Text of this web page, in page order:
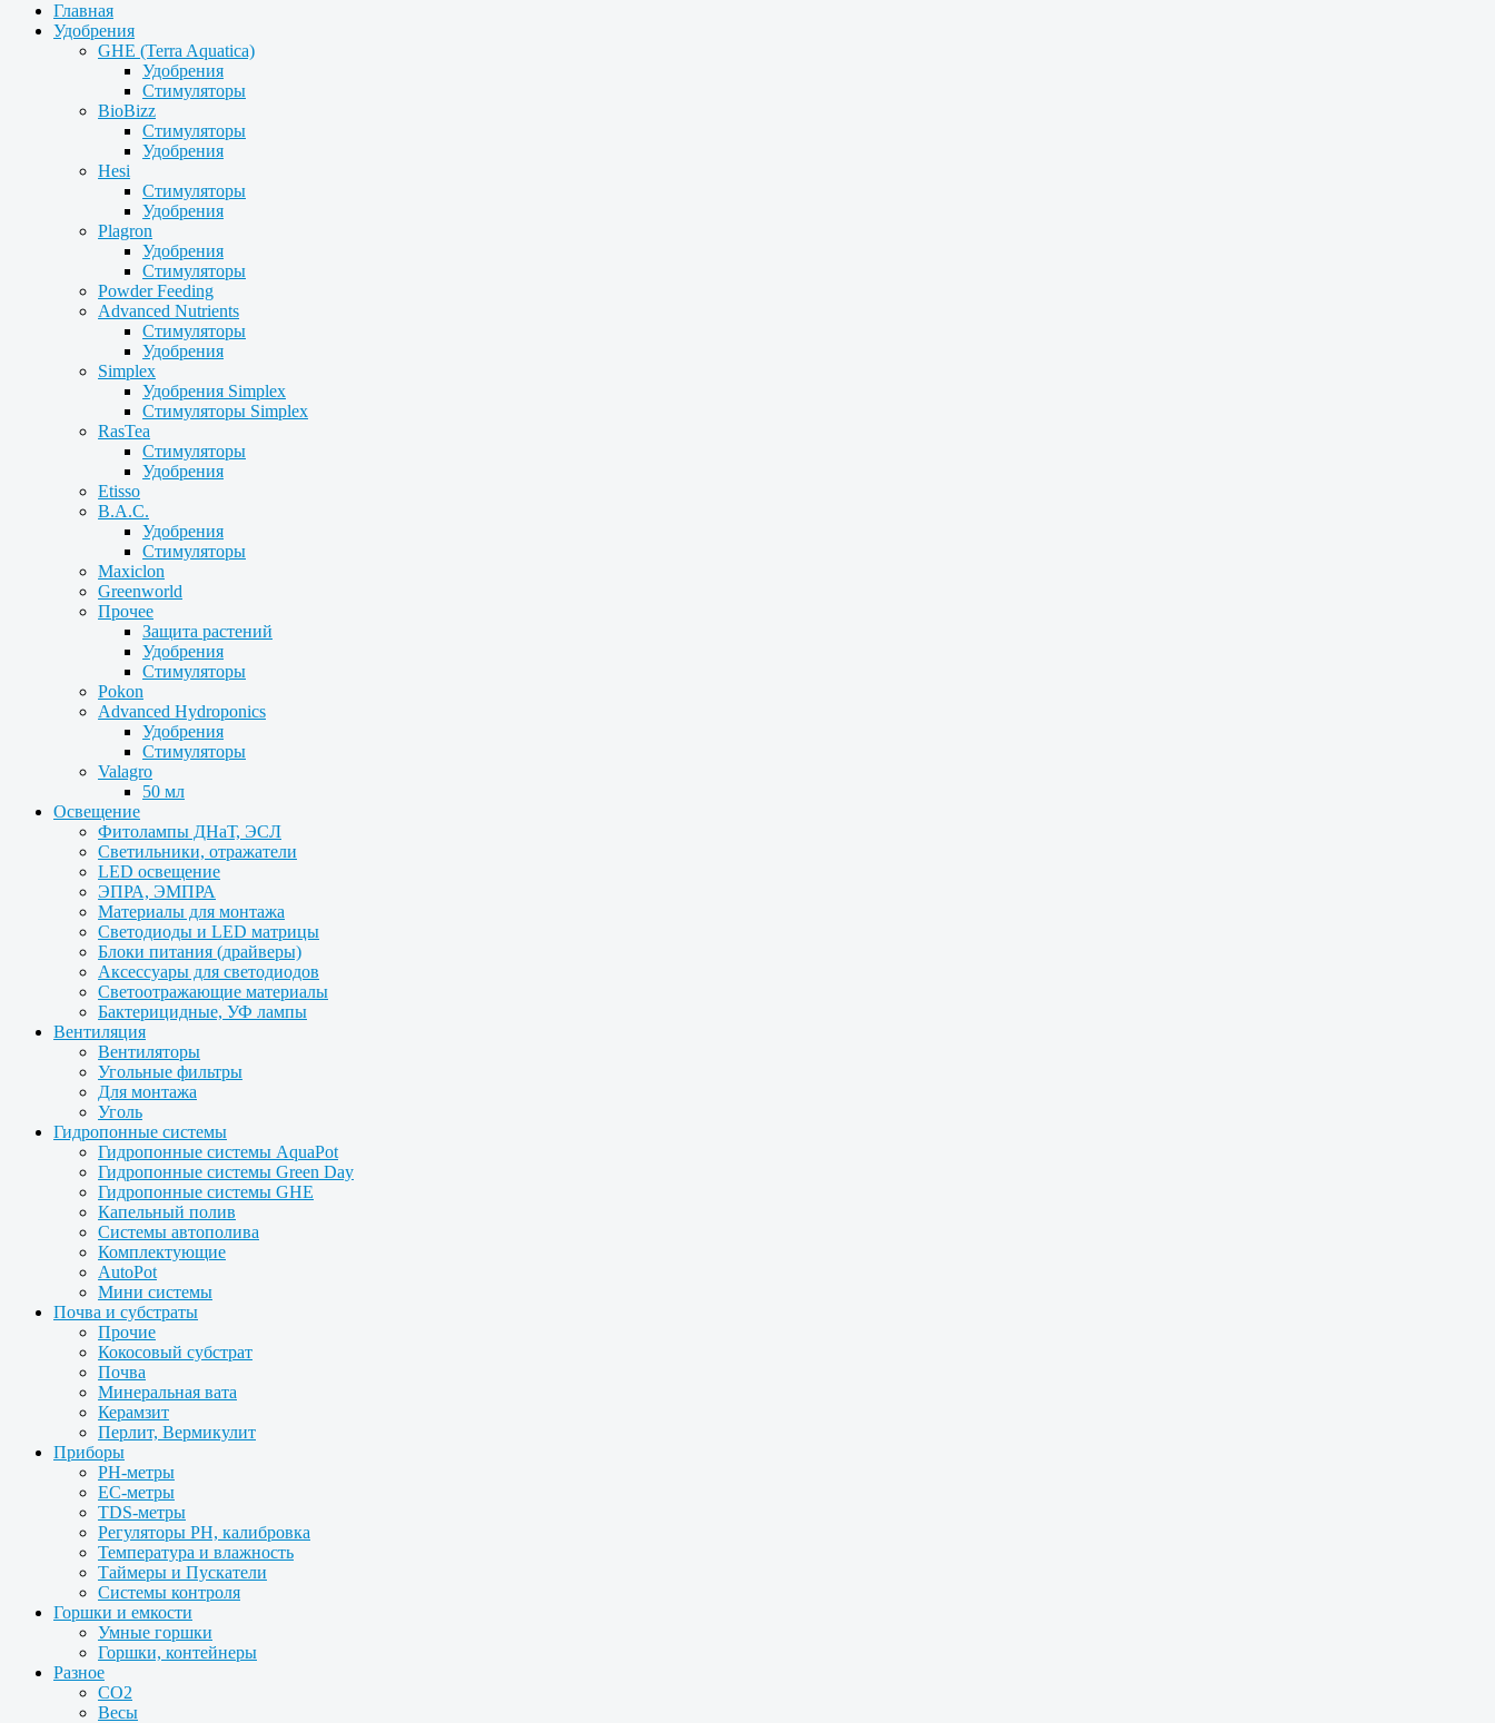
Главная
Удобрения
GHE (Terra Aquatica)
Удобрения
Стимуляторы
BioBizz
Стимуляторы
Удобрения
Hesi
Стимуляторы
Удобрения
Plagron
Удобрения
Стимуляторы
Powder Feeding
Advanced Nutrients
Стимуляторы
Удобрения
Simplex
Удобрения Simplex
Стимуляторы Simplex
RasTea
Стимуляторы
Удобрения
Etisso
B.A.C.
Удобрения
Стимуляторы
Maxiclon
Greenworld
Прочее
Защита растений
Удобрения
Стимуляторы
Pokon
Advanced Hydroponics
Удобрения
Стимуляторы
Valagro
50 мл
Освещение
Фитолампы ДНаТ, ЭСЛ
Светильники, отражатели
LED освещение
ЭПРА, ЭМПРА
Материалы для монтажа
Светодиоды и LED матрицы
Блоки питания (драйверы)
Аксессуары для светодиодов
Светоотражающие материалы
Бактерицидные, УФ лампы
Вентиляция
Вентиляторы
Угольные фильтры
Для монтажа
Уголь
Гидропонные системы
Гидропонные системы AquaPot
Гидропонные системы Green Day
Гидропонные системы GHE
Капельный полив
Системы автополива
Комплектующие
AutoPot
Мини системы
Почва и субстраты
Прочие
Кокосовый субстрат
Почва
Минеральная вата
Керамзит
Перлит, Вермикулит
Приборы
PH-метры
EC-метры
TDS-метры
Регуляторы PH, калибровка
Температура и влажность
Таймеры и Пускатели
Системы контроля
Горшки и емкости
Умные горшки
Горшки, контейнеры
Разное
CO2
Весы